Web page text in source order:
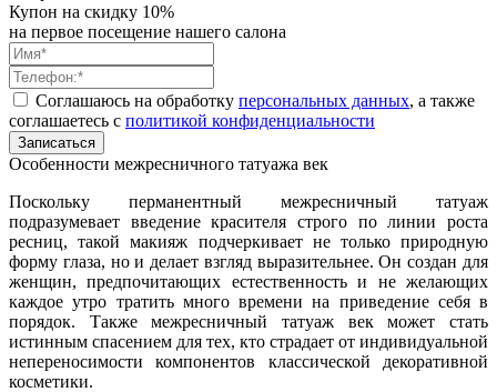
Купон на скидку 10%
на первое посещение нашего салона
Соглашаюсь на обработку персональных данных, а также
соглашаетесь c политикой конфиденциальности
Записаться
Особенности межресничного татуажа век
Поскольку перманентный межресничный татуаж
подразумевает введение красителя строго по линии роста
ресниц, такой макияж подчеркивает не только природную
форму глаза, но и делает взгляд выразительнее. Он создан для
женщин, предпочитающих естественность и не желающих
каждое утро тратить много времени на приведение себя в
порядок. Также межресничный татуаж век может стать
истинным спасением для тех, кто страдает от индивидуальной
непереносимости компонентов классической декоративной
косметики.